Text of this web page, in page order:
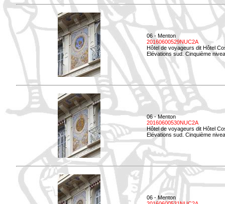
06 - Menton
20160600529NUC2A
Hôtel de voyageurs dit Hôtel
Elévations sud. Cinquième
06 - Menton
20160600530NUC2A
Hôtel de voyageurs dit Hôtel
Elévations sud. Cinquième
06 - Menton